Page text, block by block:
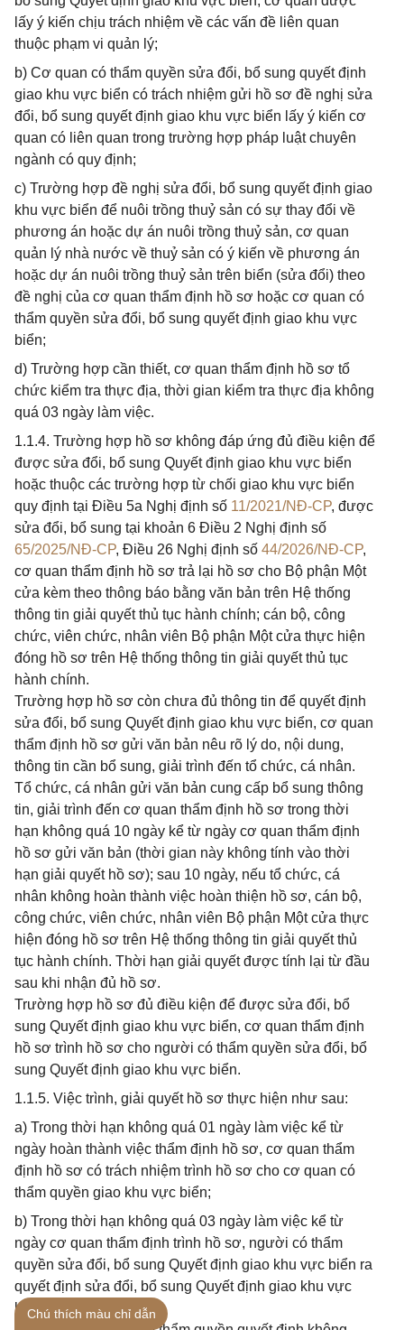
lấy ý kiến chịu trách nhiệm về các vấn đề liên quan
thuộc phạm vi quản lý;
b) Cơ quan có thẩm quyền sửa đổi, bổ sung quyết định
giao khu vực biển có trách nhiệm gửi hồ sơ đề nghị sửa
đổi, bổ sung quyết định giao khu vực biển lấy ý kiến cơ
quan có liên quan trong trường hợp pháp luật chuyên
ngành có quy định;
c) Trường hợp đề nghị sửa đổi, bổ sung quyết định giao
khu vực biển để nuôi trồng thuỷ sản có sự thay đổi về
phương án hoặc dự án nuôi trồng thuỷ sản, cơ quan
quản lý nhà nước về thuỷ sản có ý kiến về phương án
hoặc dự án nuôi trồng thuỷ sản trên biển (sửa đổi) theo
đề nghị của cơ quan thẩm định hồ sơ hoặc cơ quan có
thẩm quyền sửa đổi, bổ sung quyết định giao khu vực
biển;
d) Trường hợp cần thiết, cơ quan thẩm định hồ sơ tổ
chức kiểm tra thực địa, thời gian kiểm tra thực địa không
quá 03 ngày làm việc.
1.1.4. Trường hợp hồ sơ không đáp ứng đủ điều kiện để
được sửa đổi, bổ sung Quyết định giao khu vực biển
hoặc thuộc các trường hợp từ chối giao khu vực biển
quy định tại Điều 5a Nghị định số 11/2021/NĐ-CP, được
sửa đổi, bổ sung tại khoản 6 Điều 2 Nghị định số
65/2025/NĐ-CP, Điều 26 Nghị định số 44/2026/NĐ-CP,
cơ quan thẩm định hồ sơ trả lại hồ sơ cho Bộ phận Một
cửa kèm theo thông báo bằng văn bản trên Hệ thống
thông tin giải quyết thủ tục hành chính; cán bộ, công
chức, viên chức, nhân viên Bộ phận Một cửa thực hiện
đóng hồ sơ trên Hệ thống thông tin giải quyết thủ tục
hành chính.
Trường hợp hồ sơ còn chưa đủ thông tin để quyết định
sửa đổi, bổ sung Quyết định giao khu vực biển, cơ quan
thẩm định hồ sơ gửi văn bản nêu rõ lý do, nội dung,
thông tin cần bổ sung, giải trình đến tổ chức, cá nhân.
Tổ chức, cá nhân gửi văn bản cung cấp bổ sung thông
tin, giải trình đến cơ quan thẩm định hồ sơ trong thời
hạn không quá 10 ngày kể từ ngày cơ quan thẩm định
hồ sơ gửi văn bản (thời gian này không tính vào thời
hạn giải quyết hồ sơ); sau 10 ngày, nếu tổ chức, cá
nhân không hoàn thành việc hoàn thiện hồ sơ, cán bộ,
công chức, viên chức, nhân viên Bộ phận Một cửa thực
hiện đóng hồ sơ trên Hệ thống thông tin giải quyết thủ
tục hành chính. Thời hạn giải quyết được tính lại từ đầu
sau khi nhận đủ hồ sơ.
Trường hợp hồ sơ đủ điều kiện để được sửa đổi, bổ
sung Quyết định giao khu vực biển, cơ quan thẩm định
hồ sơ trình hồ sơ cho người có thẩm quyền sửa đổi, bổ
sung Quyết định giao khu vực biển.
1.1.5. Việc trình, giải quyết hồ sơ thực hiện như sau:
a) Trong thời hạn không quá 01 ngày làm việc kể từ
ngày hoàn thành việc thẩm định hồ sơ, cơ quan thẩm
định hồ sơ có trách nhiệm trình hồ sơ cho cơ quan có
thẩm quyền giao khu vực biển;
b) Trong thời hạn không quá 03 ngày làm việc kể từ
ngày cơ quan thẩm định trình hồ sơ, người có thẩm
quyền sửa đổi, bổ sung Quyết định giao khu vực biển ra
quyết định sửa đổi, bổ sung Quyết định giao khu vực
biển.Chú thích màu chỉ dẫn